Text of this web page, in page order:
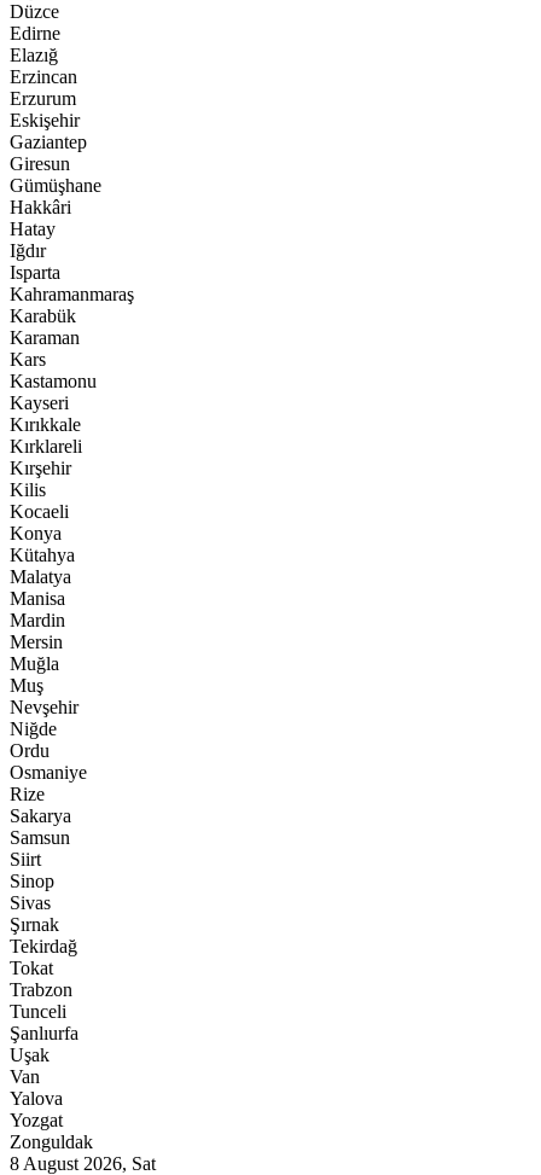
Düzce
Edirne
Elazığ
Erzincan
Erzurum
Eskişehir
Gaziantep
Giresun
Gümüşhane
Hakkâri
Hatay
Iğdır
Isparta
Kahramanmaraş
Karabük
Karaman
Kars
Kastamonu
Kayseri
Kırıkkale
Kırklareli
Kırşehir
Kilis
Kocaeli
Konya
Kütahya
Malatya
Manisa
Mardin
Mersin
Muğla
Muş
Nevşehir
Niğde
Ordu
Osmaniye
Rize
Sakarya
Samsun
Siirt
Sinop
Sivas
Şırnak
Tekirdağ
Tokat
Trabzon
Tunceli
Şanlıurfa
Uşak
Van
Yalova
Yozgat
Zonguldak
8 August 2026, Sat